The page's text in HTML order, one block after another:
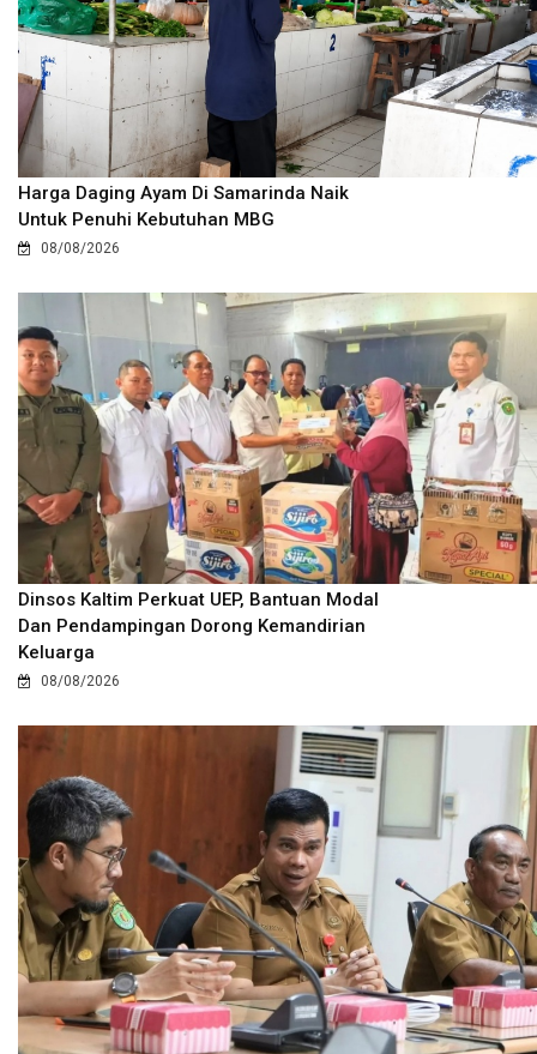
Harga Daging Ayam Di Samarinda Naik
Untuk Penuhi Kebutuhan MBG
08/08/2026
Dinsos Kaltim Perkuat UEP, Bantuan Modal
Dan Pendampingan Dorong Kemandirian
Keluarga
08/08/2026